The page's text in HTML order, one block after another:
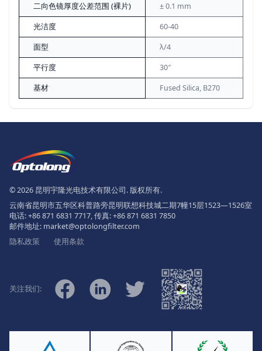
二向色镜厚度公差范围 (裸片) ± 0.1 mm
光洁度 60-40
面型 λ/4
平行度 30″
基材 Fused Silica, B270
The Logo of Optolong Optics Co.,
© 2026 昆明宇隆光电技术有限公司. 版权所有.
云南省昆明市五华区科普路旁昆明联想科技城二期7幢15层1523—1526室
电话:+86 871 6831 7717, 传真:+86 871 6831 7850
邮件地址: market@optolongfilter.com
隐私政策
使用条款
关注我们: FacebookLinkedin Twitter
微信